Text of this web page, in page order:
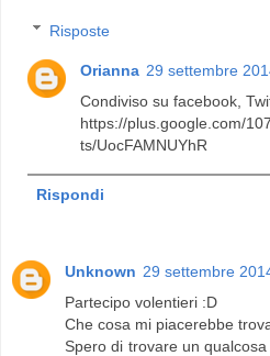
Risposte
Orianna 29 settembre
Condiviso su facebook,
https://plus.google.com/
ts/UocFAMNUYhR
Rispondi
Unknown 29 settembre
Partecipo volentieri :D
Che cosa mi piacerebbe
Spero di trovare un